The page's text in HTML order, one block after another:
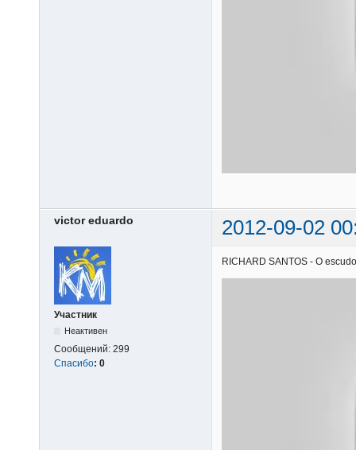
victor eduardo 2012-09-02
Участник
Неактивен
Сообщений: 299
Спасибо: 0
RICHARD SANTOS - O